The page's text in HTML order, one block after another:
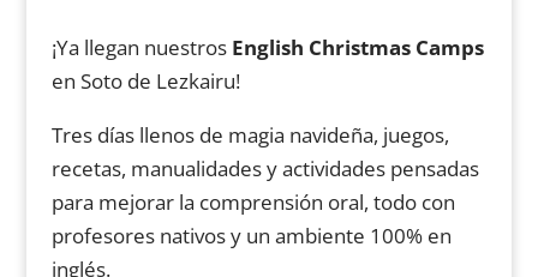
¡Ya llegan nuestros English Christmas Camps
en Soto de Lezkairu!
Tres días llenos de magia navideña, juegos,
recetas, manualidades y actividades pensadas
para mejorar la comprensión oral, todo con
profesores nativos y un ambiente 100% en
inglés.